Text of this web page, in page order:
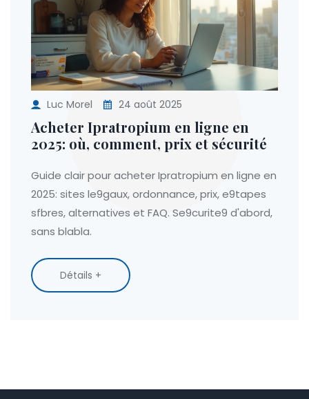
Luc Morel 24 août 2025
Acheter Ipratropium en ligne en
2025: où, comment, prix et sécurité
Guide clair pour acheter Ipratropium en ligne en
2025: sites le9gaux, ordonnance, prix, e9tapes
sfbres, alternatives et FAQ. Se9curite9 d'abord,
sans blabla.
Détails +